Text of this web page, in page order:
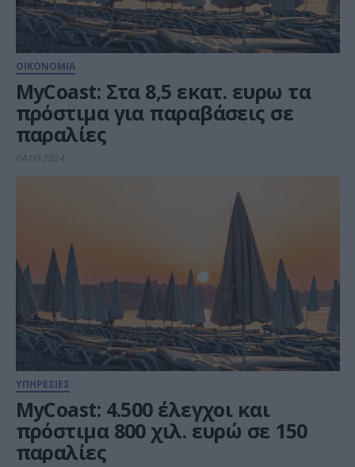
ΟΙΚΟΝΟΜΙΑ
MyCoast: Στα 8,5 εκατ. ευρω τα
πρόστιμα για παραβάσεις σε
παραλίες
04.09.2024
ΥΠΗΡΕΣΙΕΣ
MyCoast: 4.500 έλεγχοι και
πρόστιμα 800 χιλ. ευρώ σε 150
παραλίες